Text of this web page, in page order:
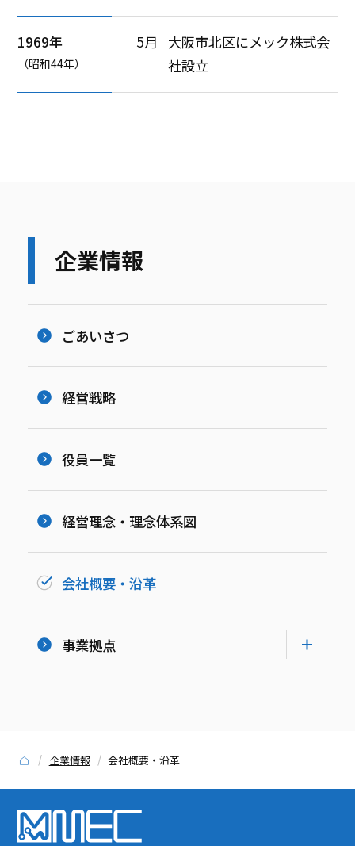
1969年
（昭和44年）
5月
大阪市北区にメック株式会
社設立
企業情報
ごあいさつ
経営戦略
役員一覧
経営理念・理念体系図
会社概要・沿革
事業拠点
企業情報 会社概要・沿革